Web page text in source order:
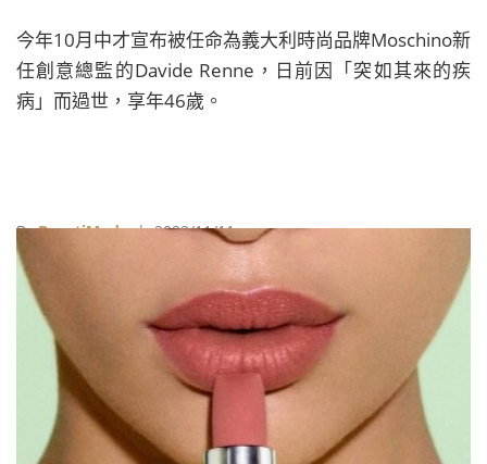
今年10月中才宣布被任命為義大利時尚品牌Moschino新
任創意總監的Davide Renne，日前因「突如其來的疾
病」而過世，享年46歲。
ByBeautiMode| 2023/11/11